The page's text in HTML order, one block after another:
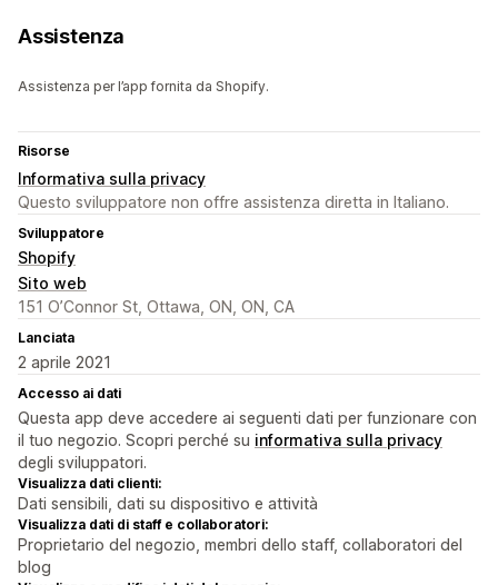
Assistenza
Assistenza per l’app fornita da Shopify.
Risorse
Informativa sulla privacy
Questo sviluppatore non offre assistenza diretta in Italiano.
Sviluppatore
Shopify
Sito web
151 O’Connor St, Ottawa, ON, ON, CA
Lanciata
2 aprile 2021
Accesso ai dati
Questa app deve accedere ai seguenti dati per funzionare con
il tuo negozio. Scopri perché su informativa sulla privacy
degli sviluppatori.
Visualizza dati clienti:
Dati sensibili, dati su dispositivo e attività
Visualizza dati di staff e collaboratori:
Proprietario del negozio, membri dello staff, collaboratori del
blog